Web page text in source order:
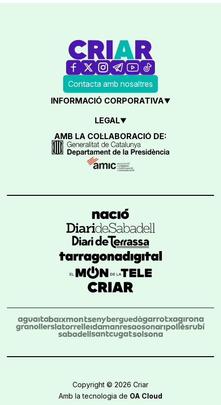
Contacta amb nosaltres
INFORMACIÓ CORPORATIVA
LEGAL
AMB LA COL·LABORACIÓ DE:
Copyright © 2026 Criar
Amb la tecnologia de OA Cloud